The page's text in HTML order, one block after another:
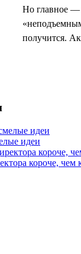
Но главное —
получится.
идеи
короче, чем